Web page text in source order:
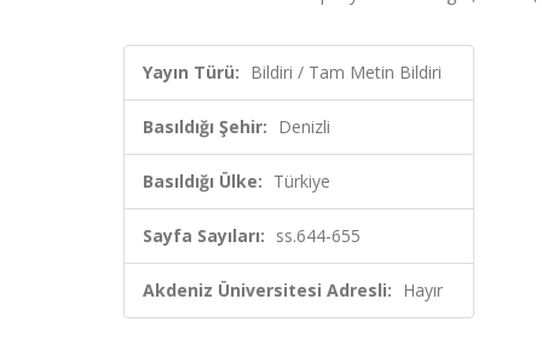
Yayın Türü: Bildiri / Tam Metin Bildiri
Basıldığı Şehir: Denizli
Basıldığı Ülke: Türkiye
Sayfa Sayıları: ss.644-655
Akdeniz Üniversitesi Adresli: Hayır